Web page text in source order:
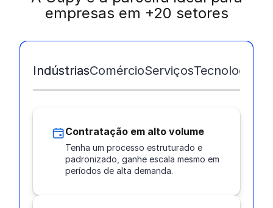
empresas em +20 setores
IndústriasComércioServiçosTecnologia
Contratação em alto volume
Tenha um processo estruturado e
padronizado, ganhe escala mesmo em
períodos de alta demanda.